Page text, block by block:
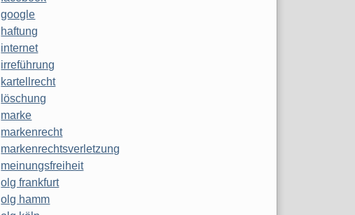
google
haftung
internet
irreführung
kartellrecht
löschung
marke
markenrecht
markenrechtsverletzung
meinungsfreiheit
olg frankfurt
olg hamm